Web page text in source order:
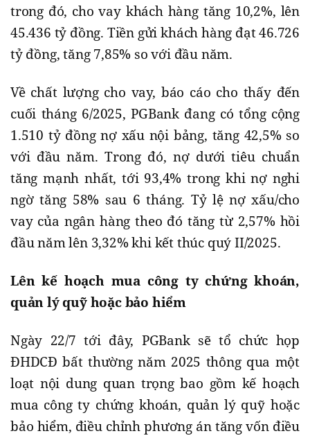
trong đó, cho vay khách hàng tăng 10,2%, lên
45.436 tỷ đồng. Tiền gửi khách hàng đạt 46.726
tỷ đồng, tăng 7,85% so với đầu năm.
Về chất lượng cho vay, báo cáo cho thấy đến
cuối tháng 6/2025, PGBank đang có tổng cộng
1.510 tỷ đồng nợ xấu nội bảng, tăng 42,5% so
với đầu năm. Trong đó, nợ dưới tiêu chuẩn
tăng mạnh nhất, tới 93,4% trong khi nợ nghi
ngờ tăng 58% sau 6 tháng. Tỷ lệ nợ xấu/cho
vay của ngân hàng theo đó tăng từ 2,57% hồi
đầu năm lên 3,32% khi kết thúc quý II/2025.
Lên kế hoạch mua công ty chứng khoán,
quản lý quỹ hoặc bảo hiểm
Ngày 22/7 tới đây, PGBank sẽ tổ chức họp
ĐHDCĐ bất thường năm 2025 thông qua một
loạt nội dung quan trọng bao gồm kế hoạch
mua công ty chứng khoán, quản lý quỹ hoặc
bảo hiểm, điều chỉnh phương án tăng vốn điều